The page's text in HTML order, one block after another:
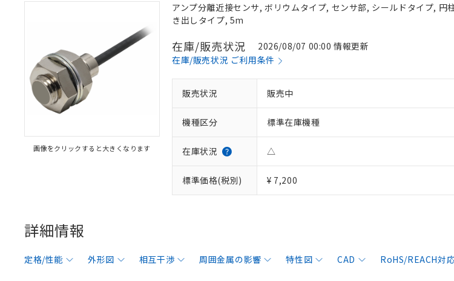
画像をクリックすると大きくなります
アンプ分離近接センサ, ボリウムタイプ, センサ部, シールドタイプ,
き出しタイプ, 5m
在庫/販売状況
2026/08/07 00:00 情報更新
在庫/販売状況 ご利用条件
販売状況 販売中
機種区分 標準在庫機種
在庫状況 △
標準価格(税別) ¥ 7,200
詳細情報
定格/性能 外形図 相互干渉 周囲金属の影響 特性図 CAD RoHS/REACH対